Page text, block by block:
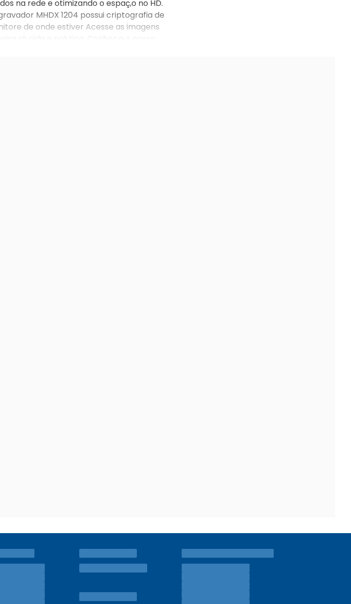
na rede e otimizando o espaç,o no HD.
MHDX 1204 possui criptografia de
de onde estiver Acesse as imagens
rá,pida e prá,tica. Conheç,a o nosso